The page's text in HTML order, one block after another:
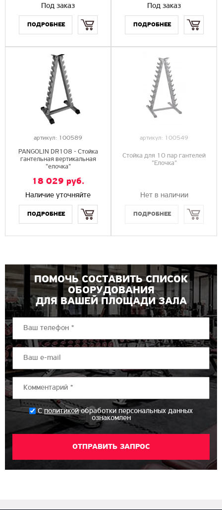
Под заказ Под заказ
артикул: 100589
PANGOLIN DR108 - Стойка
гантельная вертикальная
"елочка"
18 029 руб.
Наличие уточняйте
артикул: 100549
Стойка для 10 пар гантелей
"Елочка"
Нет в наличии
ПОМОЧЬ СОСТАВИТЬ СПИСОК
ОБОРУДОВАНИЯ
ДЛЯ ВАШЕЙ ПЛОЩАДИ ЗАЛА
* Сполитикойобработки персональных данных
ознакомлен